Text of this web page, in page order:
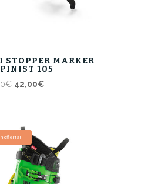
STOPPER MARKER
105
€ Il
era:
60,00€.
42,00€Il
42,00€.
In offerta!